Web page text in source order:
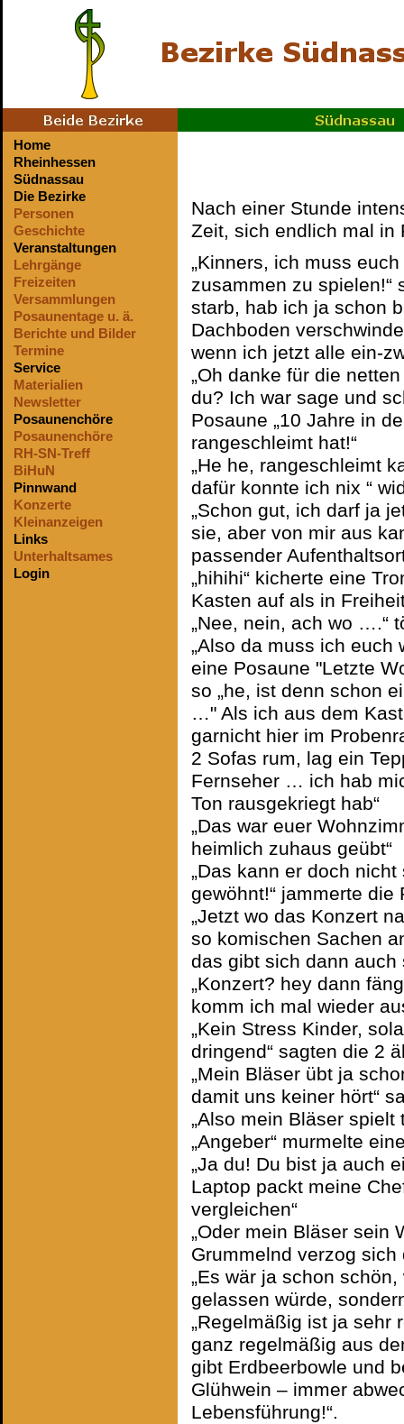
Home
Rheinhessen
Südnassau
Die Bezirke
Personen
Geschichte
Veranstaltungen
Lehrgänge
Freizeiten
Versammlungen
Posaunentage u. ä.
Berichte und Bilder
Termine
Service
Materialien
Newsletter
Posaunenchöre
Posaunenchöre
RH-SN-Treff
BiHuN
Pinnwand
Konzerte
Kleinanzeigen
Links
Unterhaltsames
Login
Nach einer Stunde
Zeit, sich endlich mal in
„Kinners, ich muss
zusammen zu spielen!“
starb, hab ich ja schon
Dachboden
wenn ich jetzt alle ein-
„Oh danke für die
du? Ich war sage und
Posaune „10 Jahre in
rangeschleimt hat!“
„He he, rangeschleimt
dafür konnte ich nix “
„Schon gut, ich darf ja
sie, aber von mir aus
passender
„hihihi“ kicherte eine
Kasten auf als in
„Nee, nein, ach wo ….“
„Also da muss ich euch
eine Posaune "Letzte
so „he, ist denn schon
…" Als ich aus dem
garnicht hier im
2 Sofas rum, lag ein
Fernseher … ich hab
Ton rausgekriegt hab“
„Das war euer
heimlich zuhaus geübt“
„Das kann er doch
gewöhnt!“ jammerte die
„Jetzt wo das Konzert
so komischen Sachen
das gibt sich dann auch
„Konzert? hey dann
komm ich mal wieder
„Kein Stress Kinder,
dringend“ sagten die 2
„Mein Bläser übt ja
damit uns keiner hört“
„Also mein Bläser
„Angeber“ murmelte
„Ja du! Du bist ja auch
Laptop packt meine
vergleichen“
„Oder mein Bläser sein
Grummelnd verzog
„Es wär ja schon
gelassen würde,
„Regelmäßig ist ja sehr
ganz regelmäßig aus
gibt Erdbeerbowle und
Glühwein – immer
Lebensführung!“.